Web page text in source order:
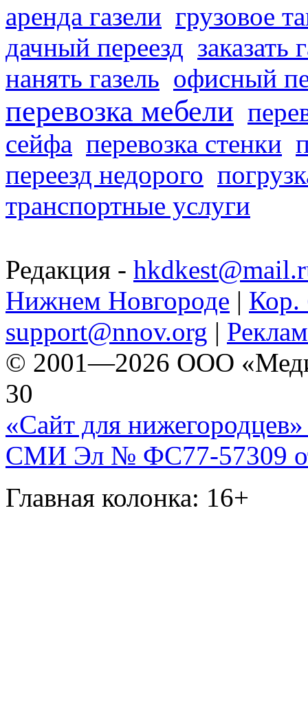
аренда газели грузовое
дачный переезд заказать
нанять газель офисный
перевозка мебели
сейфа перевозка стенки
переезд недорого
транспортные услуги
Редакция -
Нижнем Новгороде | Кор.
support@nnov.org |
© 2001—2026 ООО
30
«Сайт для нижегородцев»
СМИ Эл № ФС77-57309
Главная колонка: 16+